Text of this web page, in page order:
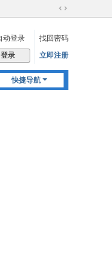
切
到
宽
动登录
找回密码
登录 立即注册
快捷导航